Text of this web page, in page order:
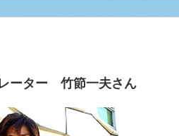
ーター 竹節一夫さん